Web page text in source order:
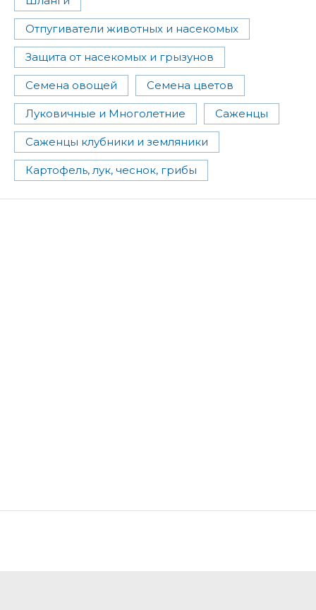
Отпугиватели животных и насекомых
Защита от насекомых и грызунов
Семена овощей Семена цветов
Луковичные и Многолетние Саженцы
Саженцы клубники и земляники
Картофель, лук, чеснок, грибы